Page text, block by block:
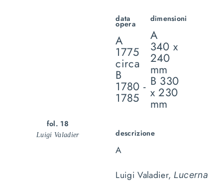
fol. 18
Luigi Valadier
data
opera
A
1775
circa
B
1780 -
1785
dimensioni
A
340 x
240
mm
B 330
x 230
mm
descrizione
A
Luigi Valadier, Lucerna